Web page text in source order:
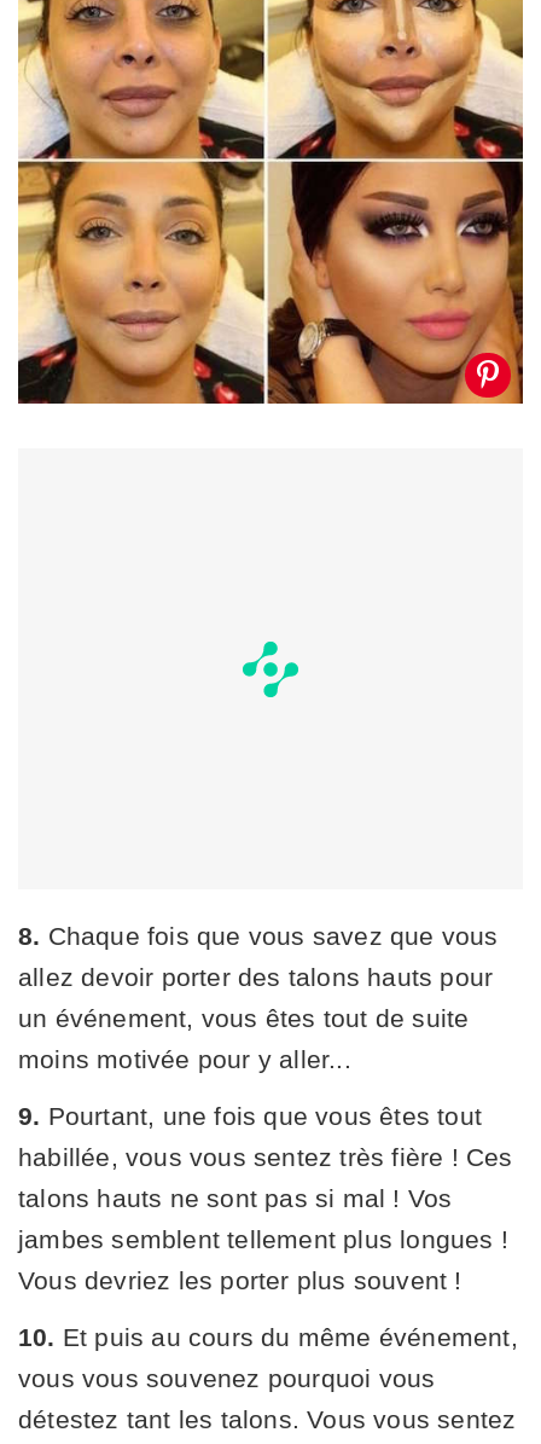
8. Chaque fois que vous savez que vous
allez devoir porter des talons hauts pour
un événement, vous êtes tout de suite
moins motivée pour y aller...
9. Pourtant, une fois que vous êtes tout
habillée, vous vous sentez très fière ! Ces
talons hauts ne sont pas si mal ! Vos
jambes semblent tellement plus longues !
Vous devriez les porter plus souvent !
10. Et puis au cours du même événement,
vous vous souvenez pourquoi vous
détestez tant les talons. Vous vous sentez